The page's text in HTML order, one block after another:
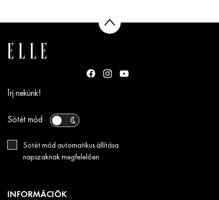
Írj nekünk!
Sötét mód
Sötét mód automatikus állítása
napszaknak megfelelően
INFORMÁCIÓK